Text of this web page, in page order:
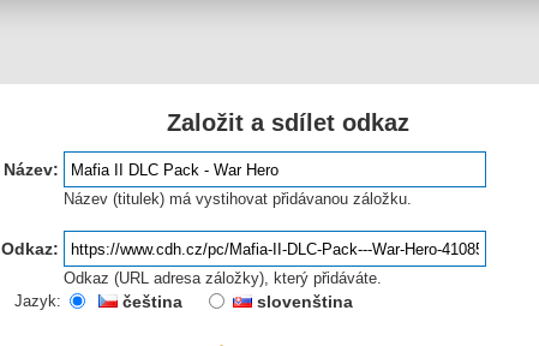
Založit a sdílet odkaz
Název:
Název (titulek) má vystihovat přidávanou záložku.
Odkaz:
Odkaz (URL adresa záložky), který přidáváte.
Jazyk:
čeština slovenština